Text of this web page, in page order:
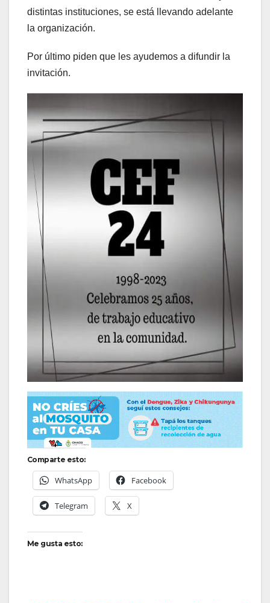
distintas instituciones, se está llevando adelante
la organización.
Por último piden que les ayudemos a difundir la
invitación.
Comparte esto:
WhatsApp Facebook
Telegram X
Me gusta esto: